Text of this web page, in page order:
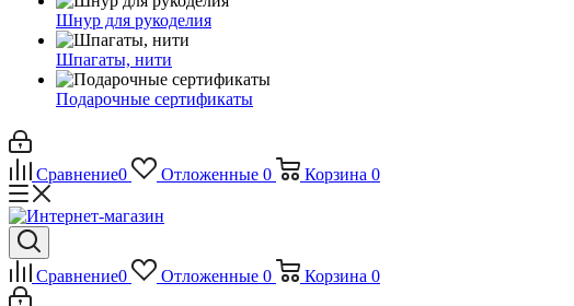
Шнур для рукоделия
Шпагаты, нити
Подарочные сертификаты
Сравнение0 Отложенные 0 Корзина 0
Сравнение0 Отложенные 0 Корзина 0